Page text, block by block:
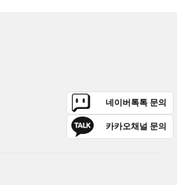
네이버톡톡 문의
카카오채널 문의